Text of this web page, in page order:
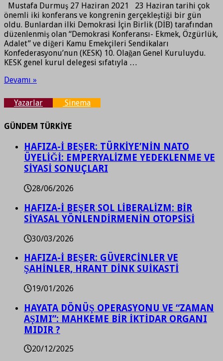
Mustafa Durmuş 27 Haziran 2021 23 Haziran tarihi çok
önemli iki konferans ve kongrenin gerçekleştiği bir gün
oldu. Bunlardan ilki Demokrasi İçin Birlik (DİB) tarafından
düzenlenmiş olan “Demokrasi Konferansı- Ekmek, Özgürlük,
Adalet” ve diğeri Kamu Emekçileri Sendikaları
Konfederasyonu’nun (KESK) 10. Olağan Genel Kuruluydu.
KESK genel kurul delegesi sıfatıyla …
Devamı »
Yazarlar Sinema
GÜNDEM TÜRKİYE
HAFIZA-İ BEŞER: TÜRKİYE’NİN NATO
ÜYELİĞİ: EMPERYALİZME YEDEKLENME VE
SİYASİ SONUÇLARI
28/06/2026
HAFIZA-İ BEŞER SOL LİBERALİZM: BİR
SİYASAL YÖNLENDİRMENİN OTOPSİSİ
30/03/2026
HAFIZA-İ BEŞER: GÜVERCİNLER VE
ŞAHİNLER, HRANT DİNK SUİKASTİ
19/01/2026
HAYATA DÖNÜŞ OPERASYONU VE “ZAMAN
AŞIMI”: MAHKEME BİR İKTİDAR ORGANI
MIDIR ?
20/12/2025